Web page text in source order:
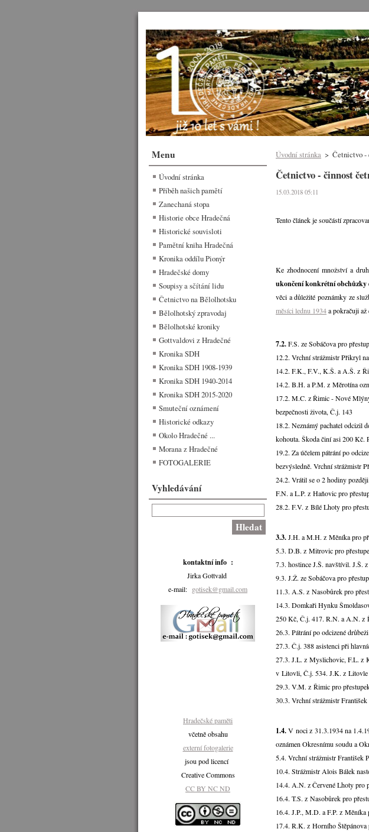
Úvodní stránka > Četnictvo -
Četnictvo - činnost
15.03.2018 05:11
Tento článek je součástí
Ke zhodnocení množství a
ukončení konkrétní obchůzky
věci a důležité poznámky ze
měsíci lednu 1934a pokračuji
7.2.F.S. ze Sobáčova pro
12.2. Vrchní strážmistr Přikryl
14.2. F.K., F.V., K.Š. a A.Š. z
14.2. B.H. a P.M. z Měrotína
17.2. M.C. z Řimic - Nové
bezpečnosti života, Č.j. 143
18.2. Neznámý pachatel odcizil
kohouta. Škoda činí asi 200 Kč.
19.2. Za účelem pátrání po
bezvýsledně. Vrchní strážmistr
24.2. Vrátil se o 2 hodiny
F.N. a L.P. z Haňovic pro
28.2. F.V. z Bílé Lhoty pro
3.3.J.H. a M.H. z Měníka pro
5.3. D.B. z Mitrovic pro
7.3. hostince J.Š. navštívil. J.Š.
9.3. J.Ž. ze Sobáčova pro
11.3. A.S. z Nasobůrek pro
14.3. Domkaři Hynku
250 Kč, Č.j. 417. R.N. a A.N. z
26.3. Pátrání po odcizené
27.3. Č.j. 388 asistenci při
27.3. J.L. z Myslichovic, F.L. z
v Litovli, Č.j. 534. J.K. z Litovle
29.3. V.M. z Řimic pro
30.3. Vrchní strážmistr
1.4.V noci z 31.3.1934 na
oznámen Okresnímu soudu a
5.4. Vrchní strážmistr František
10.4. Strážmistr Alois Bálek
14.4. A.N. z Červené Lhoty pro
16.4. T.S. z Nasobůrek pro
16.4. J.P., M.D. a F.P. z
17.4. R.K. z Horního
Menu
Úvodní stránka
Příběh našich pamětí
Zanechaná stopa
Historie obce Hradečná
Historické souvisloti
Pamětní kniha Hradečná
Kronika oddílu Pionýr
Hradečské domy
Soupisy a sčítání lidu
Četnictvo na Bělolhotsku
Bělolhotský zpravodaj
Bělolhotské kroniky
Gottvaldovi z Hradečné
Kronika SDH
Kronika SDH 1908-1939
Kronika SDH 1940-2014
Kronika SDH 2015-2020
Smuteční oznámení
Historické odkazy
Okolo Hradečné ...
Morana z Hradečné
FOTOGALERIE
Vyhledávání
kontaktní info :
Jirka Gottvald
e-mail: gotisek@gmail.com
Hradečské paměti
včetně obsahu
externí fotogalerie
jsou pod licencí
Creative Commons
CC BY NC ND